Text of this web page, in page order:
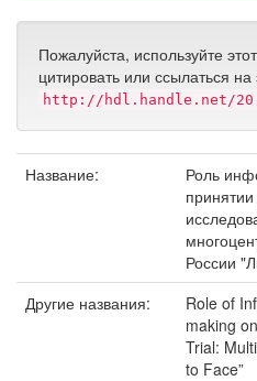
Пожалуйста, используйте
цитировать или ссылаться на
http://hdl.handle.net/
Название:
Роль
России
Другие названия:
Role of
making
Trial:
to Face”